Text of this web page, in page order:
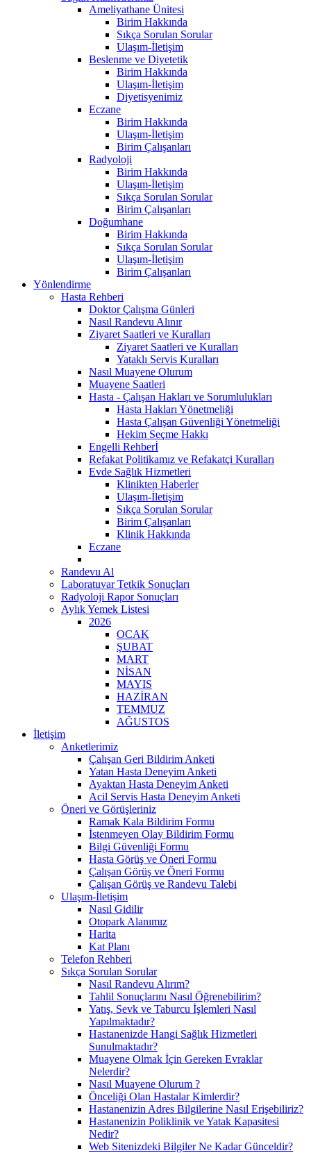
Ameliyathane Ünitesi
Birim Hakkında
Sıkça Sorulan Sorular
Ulaşım-İletişim
Beslenme ve Diyetetik
Birim Hakkında
Ulaşım-İletişim
Diyetisyenimiz
Eczane
Birim Hakkında
Ulaşım-İletişim
Birim Çalışanları
Radyoloji
Birim Hakkında
Ulaşım-İletişim
Sıkça Sorulan Sorular
Birim Çalışanları
Doğumhane
Birim Hakkında
Sıkça Sorulan Sorular
Ulaşım-İletişim
Birim Çalışanları
Yönlendirme
Hasta Rehberi
Doktor Çalışma Günleri
Nasıl Randevu Alınır
Ziyaret Saatleri ve Kuralları
Ziyaret Saatleri ve Kuralları
Yataklı Servis Kuralları
Nasıl Muayene Olurum
Muayene Saatleri
Hasta - Çalışan Hakları ve Sorumlulukları
Hasta Hakları Yönetmeliği
Hasta Çalışan Güvenliği Yönetmeliği
Hekim Seçme Hakkı
Engelli Rehberİ
Refakat Politikamız ve Refakatçi Kuralları
Evde Sağlık Hizmetleri
Klinikten Haberler
Ulaşım-İletişim
Sıkça Sorulan Sorular
Birim Çalışanları
Klinik Hakkında
Eczane
Randevu Al
Laboratuvar Tetkik Sonuçları
Radyoloji Rapor Sonuçları
Aylık Yemek Listesi
2026
OCAK
ŞUBAT
MART
NİSAN
MAYIS
HAZİRAN
TEMMUZ
AĞUSTOS
İletişim
Anketlerimiz
Çalışan Geri Bildirim Anketi
Yatan Hasta Deneyim Anketi
Ayaktan Hasta Deneyim Anketi
Acil Servis Hasta Deneyim Anketi
Öneri ve Görüşleriniz
Ramak Kala Bildirim Formu
İstenmeyen Olay Bildirim Formu
Bilgi Güvenliği Formu
Hasta Görüş ve Öneri Formu
Çalışan Görüş ve Öneri Formu
Çalışan Görüş ve Randevu Talebi
Ulaşım-İletişim
Nasıl Gidilir
Otopark Alanımız
Harita
Kat Planı
Telefon Rehberi
Sıkça Sorulan Sorular
Nasıl Randevu Alırım?
Tahlil Sonuçlarını Nasıl Öğrenebilirim?
Yatış, Sevk ve Taburcu İşlemleri Nasıl
Yapılmaktadır?
Hastanenizde Hangi Sağlık Hizmetleri
Sunulmaktadır?
Muayene Olmak İçin Gereken Evraklar
Nelerdir?
Nasıl Muayene Olurum ?
Önceliği Olan Hastalar Kimlerdir?
Hastanenizin Adres Bilgilerine Nasıl Erişebiliriz?
Hastanenizin Poliklinik ve Yatak Kapasitesi
Nedir?
Web Sitenizdeki Bilgiler Ne Kadar Günceldir?